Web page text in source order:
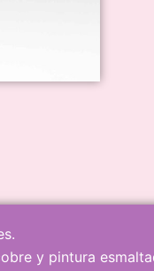
y pintura